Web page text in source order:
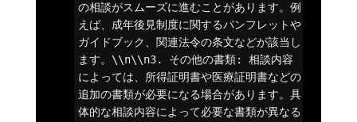
の相談がスムーズに進むことがあります。例
えば、成年後見制度に関するパンフレットや
ガイドブック、関連法令の条文などが該当し
ます。 \\n\\n3. その他の書類:
相談内容
によっては、所得証明書や医療証明書などの
追加の書類が必要になる場合があります。具
体的な相談内容によって必要な書類が異なる